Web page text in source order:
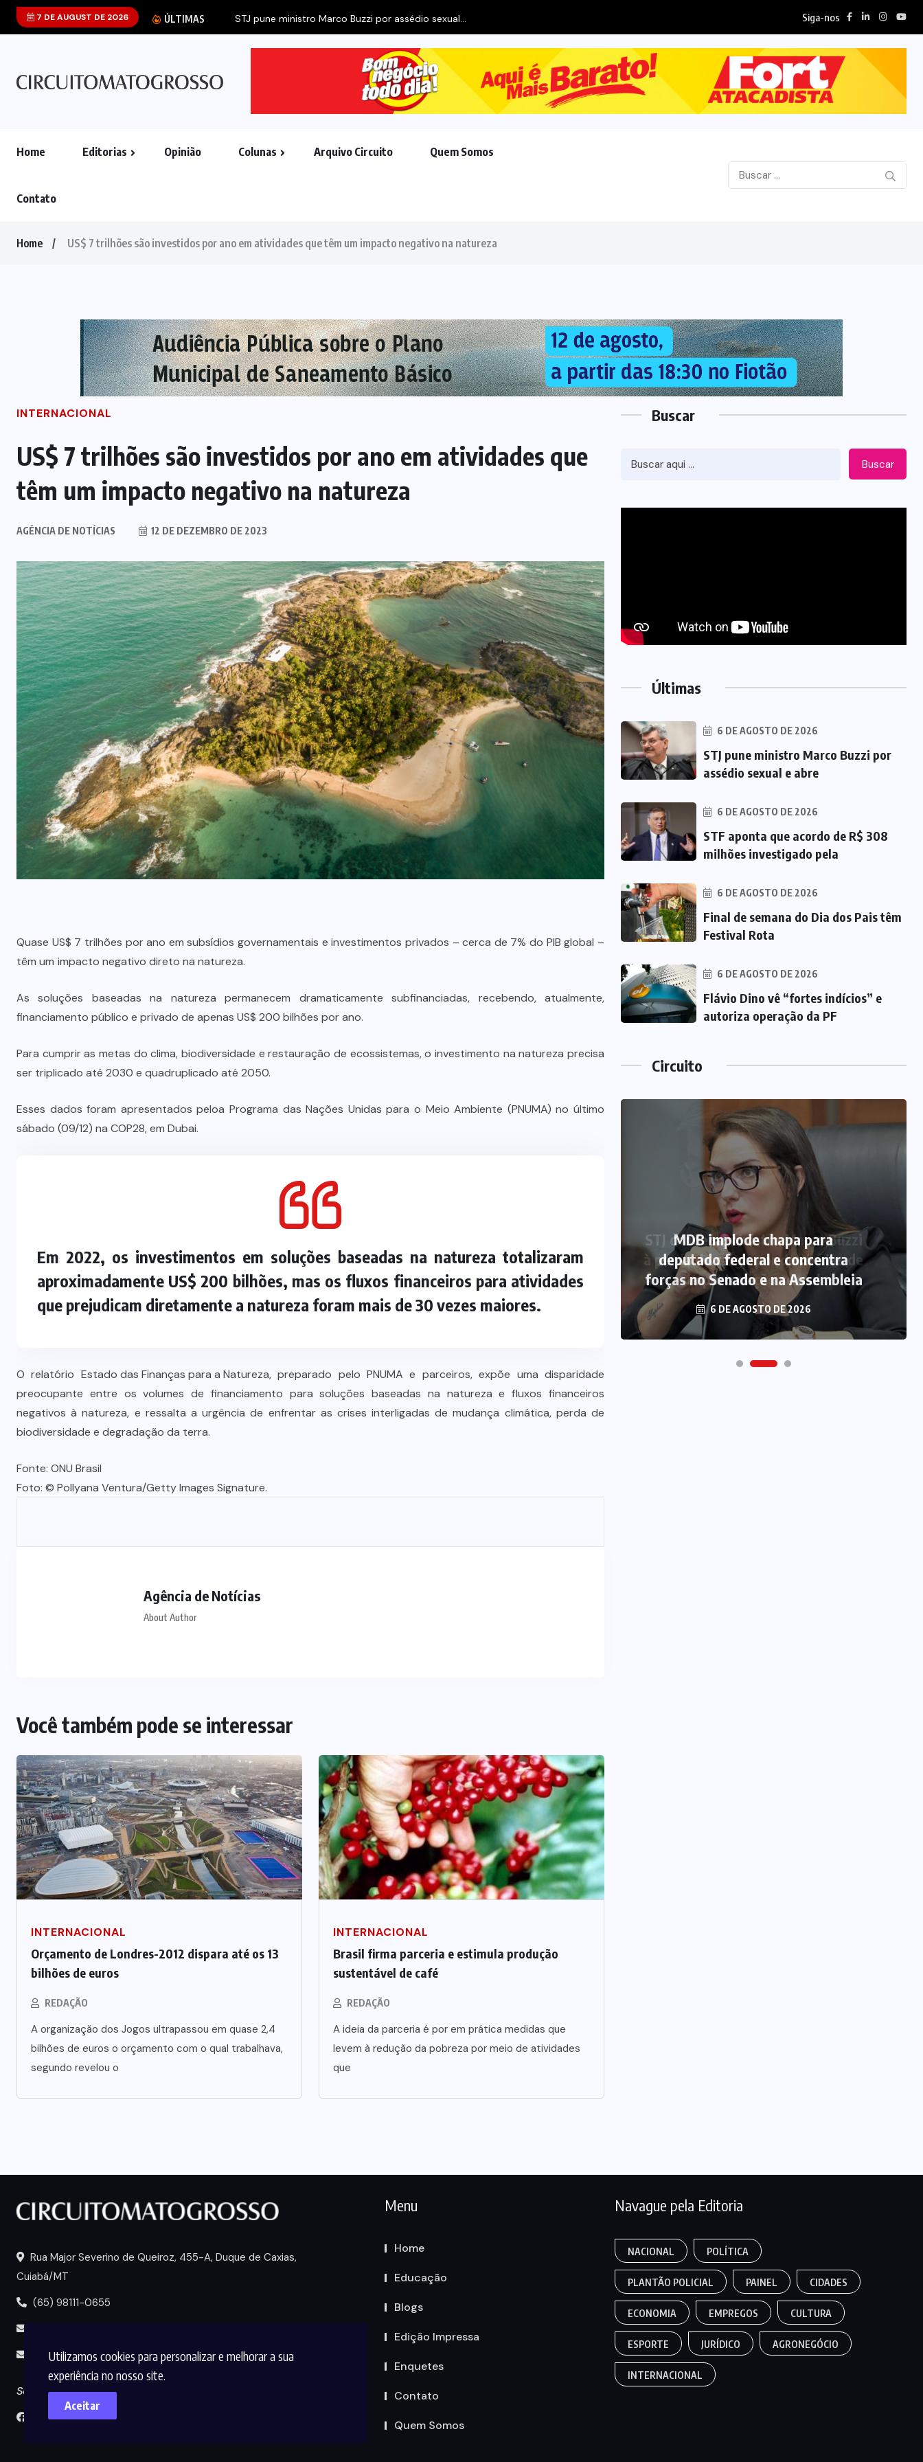
Utilizamos cookies para personalizar e melhorar a sua
experiência no nosso site.
Aceitar
7 DE AUGUST DE 2026 ÚLTIMAS
STJ pune ministro Marco Buzzi por assédio sexual... Siga-nos
Home Editorias Opinião Colunas Arquivo Circuito Quem Somos
Contato
Home US$ 7 trilhões são investidos por ano em atividades que têm um impacto negativo na natureza
INTERNACIONAL
US$ 7 trilhões são investidos por ano em atividades que
têm um impacto negativo na natureza
AGÊNCIA DE NOTÍCIAS 12 DE DEZEMBRO DE 2023
Quase US$ 7 trilhões por ano em subsídios governamentais e investimentos privados – cerca de 7% do PIB global –
têm um impacto negativo direto na natureza.
As soluções baseadas na natureza permanecem dramaticamente subfinanciadas, recebendo, atualmente,
financiamento público e privado de apenas US$ 200 bilhões por ano.
Para cumprir as metas do clima, biodiversidade e restauração de ecossistemas, o investimento na natureza precisa
ser triplicado até 2030 e quadruplicado até 2050.
Esses dados foram apresentados peloa Programa das Nações Unidas para o Meio Ambiente (PNUMA) no último
sábado (09/12) na COP28, em Dubai.
Em 2022, os investimentos em soluções baseadas na natureza totalizaram
aproximadamente US$ 200 bilhões, mas os fluxos financeiros para atividades
que prejudicam diretamente a natureza foram mais de 30 vezes maiores.
O relatório Estado das Finanças para a Natureza, preparado pelo PNUMA e parceiros, expõe uma disparidade
preocupante entre os volumes de financiamento para soluções baseadas na natureza e fluxos financeiros
negativos à natureza, e ressalta a urgência de enfrentar as crises interligadas de mudança climática, perda de
biodiversidade e degradação da terra.
Fonte: ONU Brasil
Foto: © Pollyana Ventura/Getty Images Signature.
Agência de Notícias
About Author
Você também pode se interessar
INTERNACIONAL
Orçamento de Londres-2012 dispara até os 13
bilhões de euros
REDAÇÃO
A organização dos Jogos ultrapassou em quase 2,4
bilhões de euros o orçamento com o qual trabalhava,
segundo revelou o
INTERNACIONAL
Brasil firma parceria e estimula produção
sustentável de café
REDAÇÃO
A ideia da parceria é por em prática medidas que
levem à redução da pobreza por meio de atividades
que
Buscar
Buscar
Últimas
6 DE AGOSTO DE 2026
STJ pune ministro Marco Buzzi por
assédio sexual e abre
6 DE AGOSTO DE 2026
STF aponta que acordo de R$ 308
milhões investigado pela
6 DE AGOSTO DE 2026
Final de semana do Dia dos Pais têm
Festival Rota
6 DE AGOSTO DE 2026
Flávio Dino vê “fortes indícios” e
autoriza operação da PF
Circuito
úteis de alimentação em Mato
Grosso, aponta levantamento
6 DE AGOSTO DE 2026
à perda do cargo por denúncias de
importunação sexual
6 DE AGOSTO DE 2026
MDB implode chapa para
deputado federal e concentra
forças no Senado e na Assembleia
6 DE AGOSTO DE 2026
Rua Major Severino de Queiroz, 455-A, Duque de Caxias,
Cuiabá/MT
(65) 98111-0655
midia@circuitomt.com.br
Seguir
Menu
Home
Educação
Blogs
Edição Impressa
Enquetes
Contato
Quem Somos
Navague pela Editoria
NACIONAL POLÍTICA
PLANTÃO POLICIAL PAINEL CIDADES
ECONOMIA EMPREGOS CULTURA
ESPORTE JURÍDICO AGRONEGÓCIO
INTERNACIONAL